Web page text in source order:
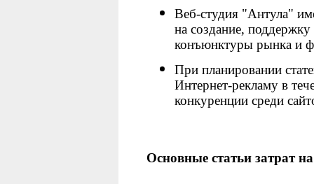
Веб-студия "Антула"
на создание,
конъюнктуры рынка и
При планировании
Интернет-рекламу в
конкуренции среди
Основные статьи затрат